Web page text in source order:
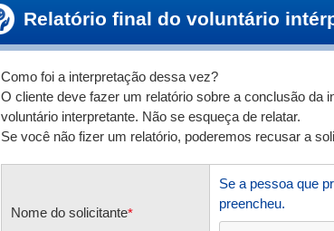
Relatório final do voluntário
Como foi a interpretação dessa vez?
O cliente deve fazer um relatório sobre a conclusão da
voluntário interpretante. Não se esqueça de relatar.
Se você não fizer um relatório, poderemos recusar a
Nome do solicitante*
Se a pessoa que
preencheu.